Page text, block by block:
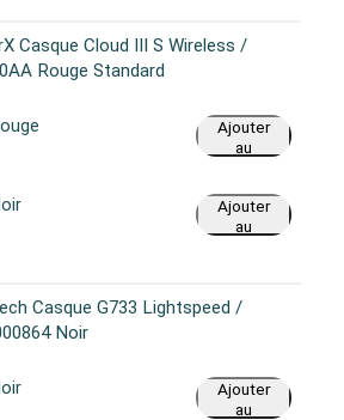
Casque Cloud III S Wireless /
Rouge Standard
Ajouter
au
Ajouter
au
Casque G733 Lightspeed /
Noir
Ajouter
au